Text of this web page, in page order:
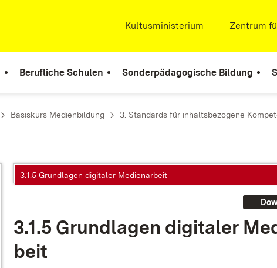
Extern:
Kultusministerium (Öffnet in
Extern:
Zentrum
Berufliche Schulen Sonderpädagogische Bildung
Basiskurs Medienbildung 3. Standards für inhaltsbezogene
3.1.5 Grundlagen digitaler Medienarbeit
3.1.5 Grund­la­gen di­gi­ta­ler
beit